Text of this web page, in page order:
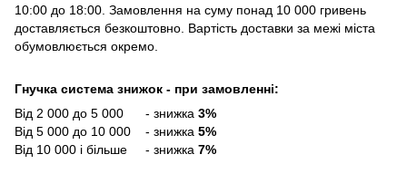
10:00 до 18:00. Замовлення на суму понад 10 000 гривень
доставляється безкоштовно. Вартість доставки за межі міста
обумовлюється окремо.
Гнучка система знижок - при замовленні:
Від 2 000 до 5 000 - знижка 3%
Від 5 000 до 10 000 - знижка 5%
Від 10 000 і більше - знижка 7%